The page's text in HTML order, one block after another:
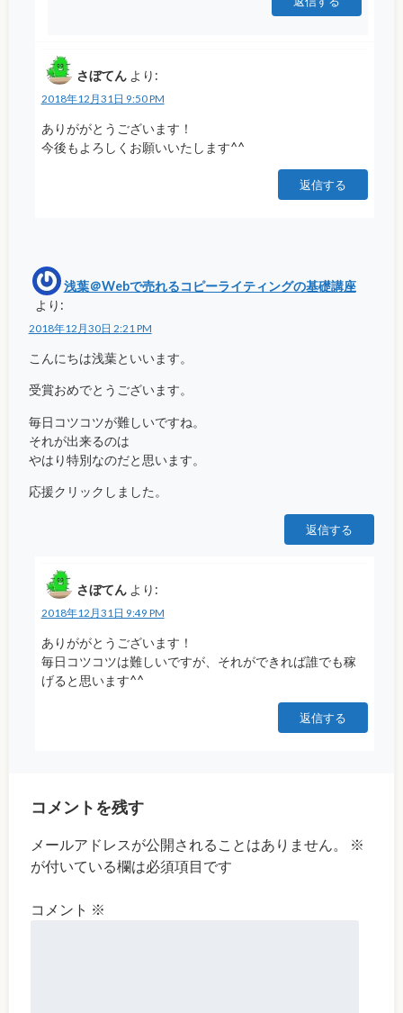
さぼてん より:
2018年12月31日 9:50 PM
ありががとうございます！
今後もよろしくお願いいたします^^
返信する
浅葉＠Webで売れるコピーライティングの基礎講座
より:
2018年12月30日 2:21 PM
こんにちは浅葉といいます。
受賞おめでとうございます。
毎日コツコツが難しいですね。
それが出来るのは
やはり特別なのだと思います。
応援クリックしました。
返信する
さぼてん より:
2018年12月31日 9:49 PM
ありががとうございます！
毎日コツコツは難しいですが、それができれば誰でも稼
げると思います^^
返信する
コメントを残す
メールアドレスが公開されることはありません。
※
が付いている欄は必須項目です
コメント ※